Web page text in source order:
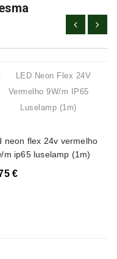
neon flex 24v vermelho
m ip65 luselamp (1m)
€